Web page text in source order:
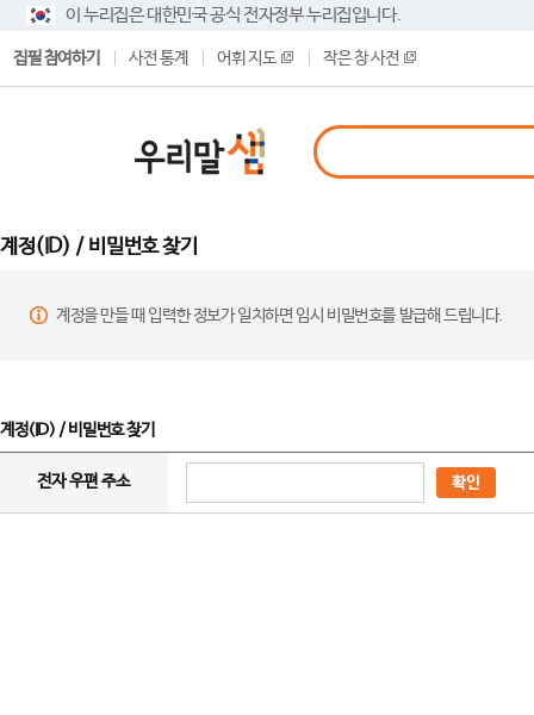
이 누리집은 대한민국 공식 전자정부 누리집입니다.
집필 참여하기 사전 통계 어휘 지도 작은 창 사전
계정(ID) / 비밀번호 찾기
계정을 만들 때 입력한 정보가 일치하면 임시 비밀번호를 발급해 드립니다.
계정(ID) / 비밀번호 찾기
전자 우편 주소 확인